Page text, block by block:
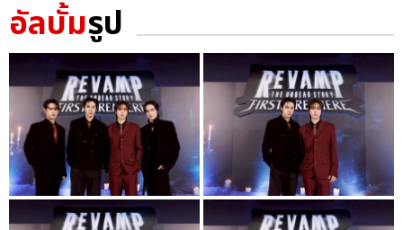
อัลบั้มรูป